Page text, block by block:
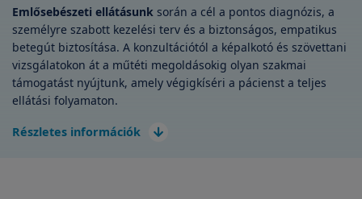
Emlősebészeti ellátásunk során a cél a pontos diagnózis, a
személyre szabott kezelési terv és a biztonságos, empatikus
betegút biztosítása. A konzultációtól a képalkotó és szövettani
vizsgálatokon át a műtéti megoldásokig olyan szakmai
támogatást nyújtunk, amely végigkíséri a pácienst a teljes
ellátási folyamaton.
Részletes információk